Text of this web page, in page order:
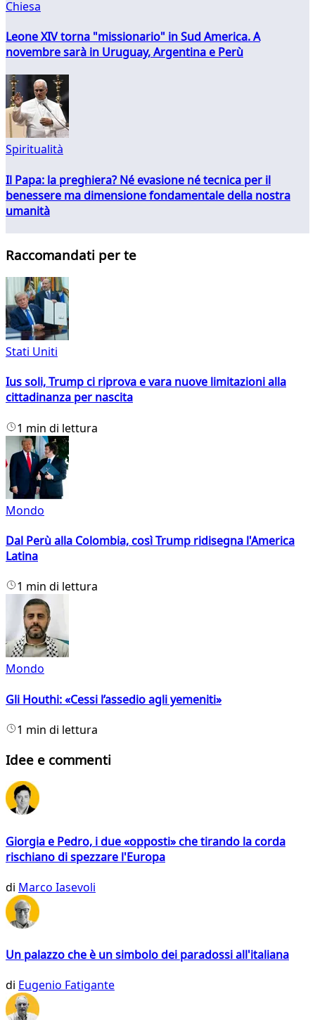
Chiesa
Leone XIV torna "missionario" in Sud America. A
novembre sarà in Uruguay, Argentina e Perù
Spiritualità
Il Papa: la preghiera? Né evasione né tecnica per il
benessere ma dimensione fondamentale della nostra
umanità
Raccomandati per te
Stati Uniti
Ius soli, Trump ci riprova e vara nuove limitazioni alla
cittadinanza per nascita
1 min di lettura
Mondo
Dal Perù alla Colombia, così Trump ridisegna l'America
Latina
1 min di lettura
Mondo
Gli Houthi: «Cessi l’assedio agli yemeniti»
1 min di lettura
Idee e commenti
Giorgia e Pedro, i due «opposti» che tirando la corda
rischiano di spezzare l'Europa
di Marco Iasevoli
Un palazzo che è un simbolo dei paradossi all'italiana
di Eugenio Fatigante